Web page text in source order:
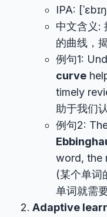
IPA:
中文含义:
的曲线，
例句1:
curve
timely
助于我们
例句2:
word, the
(某个单词
单词就需
Adaptive